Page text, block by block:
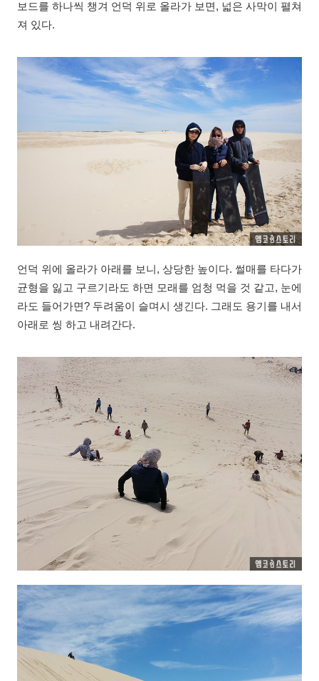
보드를 하나씩 챙겨 언덕 위로 올라가 보면, 넓은 사막이 펼쳐
져 있다.
언덕 위에 올라가 아래를 보니, 상당한 높이다. 썰매를 타다가
균형을 잃고 구르기라도 하면 모래를 엄청 먹을 것 같고, 눈에
라도 들어가면? 두려움이 슬며시 생긴다. 그래도 용기를 내서
아래로 씽 하고 내려간다.